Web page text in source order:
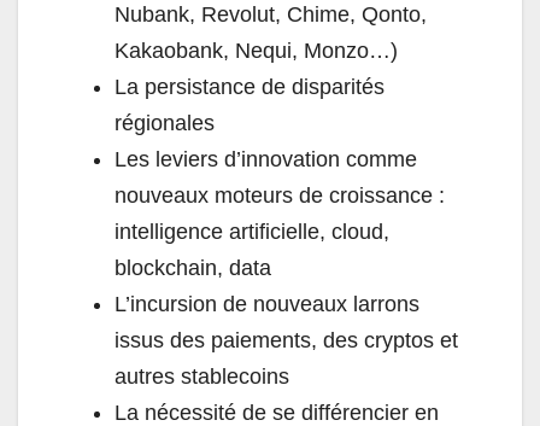
Nubank, Revolut, Chime, Qonto,
Kakaobank, Nequi, Monzo…)
La persistance de disparités
régionales
Les leviers d’innovation comme
nouveaux moteurs de croissance :
intelligence artificielle, cloud,
blockchain, data
L’incursion de nouveaux larrons
issus des paiements, des cryptos et
autres stablecoins
La nécessité de se différencier en